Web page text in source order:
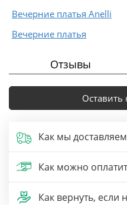
Вечерние платья Anelli
Вечерние платья
Отзывы
Как мы доставляем
Как можно
Как вернуть, если